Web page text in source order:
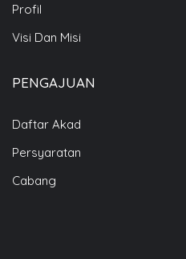
Profil
Visi Dan Misi
PENGAJUAN
Daftar Akad
Persyaratan
Cabang